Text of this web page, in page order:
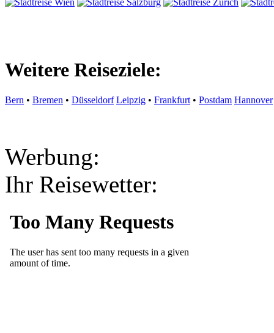
Weitere Reiseziele:
Bern • Bremen • Düsseldorf Leipzig • Frankfurt • Postdam Hannover
Werbung:
Ihr Reisewetter: